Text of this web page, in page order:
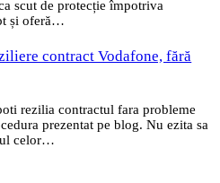
scut de protecție împotriva
și oferă…
contract Vodafone, fără
rezilia contractul fara probleme
prezentat pe blog. Nu ezita sa
celor…